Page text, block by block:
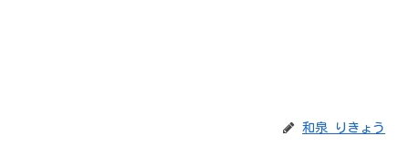
和泉 りきょう